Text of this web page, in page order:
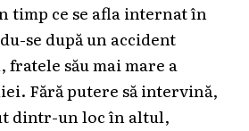
timp ce se afla internat în
se după un accident
său mai mare a
Fără putere să intervină,
dintr-un loc în altul,